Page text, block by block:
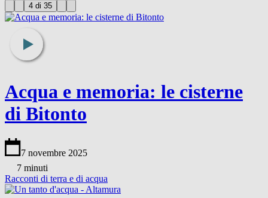
4 di 35
Acqua e memoria: le cisterne
di Bitonto
7 novembre 2025
7 minuti
Racconti di terra e di acqua